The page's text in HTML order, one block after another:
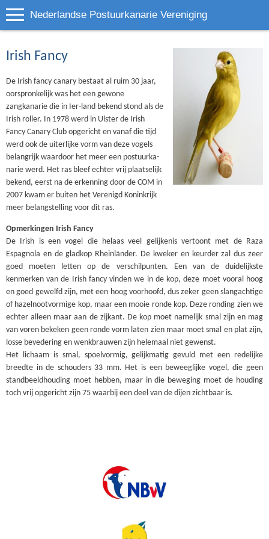
Nederlandse Postuurkanarie Vereniging
Irish Fancy
De Irish fancy canary bestaat al ruim 30 jaar,
oorspronkelijk was het een gewone
zangkanarie die in Ier-land bekend stond als de
Irish roller. In 1978 werd in Ulster de Irish
Fancy Canary Club opgericht en vanaf die tijd
werd ook de uiterlijke vorm van deze vogels
belangrijk waardoor het meer een postuurka-
narie werd. Het ras bleef echter vrij plaatselijk
bekend, eerst na de erkenning door de COM in
2007 kwam er buiten het Verenigd Koninkrijk
meer belangstelling voor dit ras.
Opmerkingen Irish Fancy
De Irish is een vogel die helaas veel gelijkenis vertoont met de Raza
Espagnola en de gladkop Rheinländer. De kweker en keurder zal dus zeer
goed moeten letten op de verschilpunten. Een van de duidelijkste
kenmerken van de Irish fancy vinden we in de kop, deze moet vooral hoog
en goed gewelfd zijn, met een hoog voorhoofd, dus zeker geen slangachtige
of hazelnootvormige kop, maar een mooie ronde kop. Deze ronding zien we
echter alleen maar aan de zijkant. De kop moet namelijk smal zijn en mag
van voren bekeken geen ronde vorm laten zien maar moet smal en plat zijn,
losse bevedering en wenkbrauwen zijn helemaal niet gewenst.
Het lichaam is smal, spoelvormig, gelijkmatig gevuld met een redelijke
breedte in de schouders 33 mm. Het is een beweeglijke vogel, die geen
standbeeldhouding moet hebben, maar in die beweging moet de houding
toch vrij opgericht zijn 75 waarbij een deel van de dijen zichtbaar is.